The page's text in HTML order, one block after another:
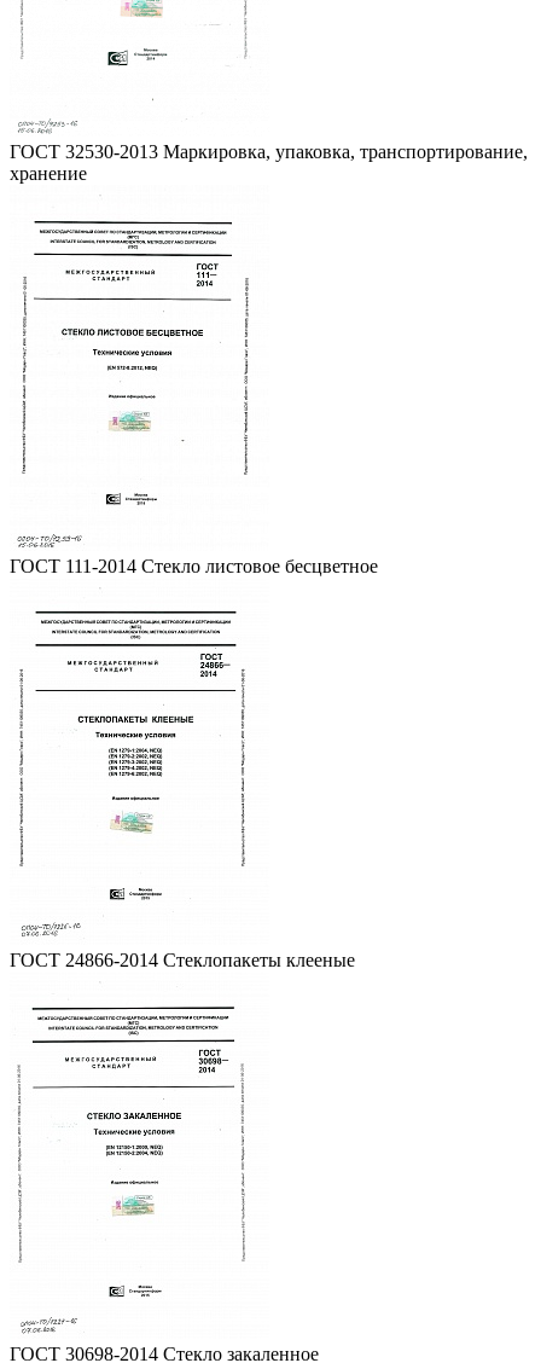
ГОСТ 32530-2013 Маркировка, упаковка, транспортирование,
хранение
ГОСТ 111-2014 Стекло листовое бесцветное
ГОСТ 24866-2014 Стеклопакеты клееные
ГОСТ 30698-2014 Стекло закаленное